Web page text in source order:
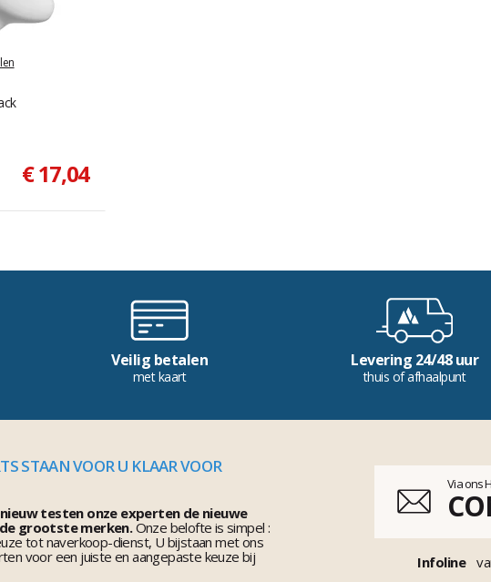
€ 17,04
Veilig betalen
met kaart
Levering 24/48 uur
thuis of afhaalpunt
STAAN VOOR U KLAAR VOOR
testen onze experten de nieuwe
grootste merken.Onze belofte is simpel :
tot naverkoop-dienst, U bijstaan met ons
voor een juiste en aangepaste keuze bij
Via ons
Infoline